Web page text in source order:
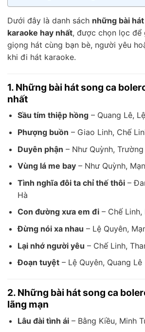
Dưới đây là danh sách những bài
karaoke hay nhất, được chọn lọc để
giọng hát cùng bạn bè, người yêu
khi đi hát karaoke.
1. Những bài hát song ca
nhất
Sầu tím thiệp hồng– Quang Lê,
Phượng buồn – Giao Linh, Chế
Duyên phận – Như Quỳnh, Trường
Vùng lá me bay– Như Quỳnh,
Tình nghĩa đôi ta chỉ thế thôi–
Hà
Con đường xưa em đi– Chế Linh,
Đừng nói xa nhau – Lệ Quyên,
Lại nhớ người yêu – Chế Linh,
Đoạn tuyệt– Lệ Quyên, Quang Lê
2. Những bài hát song ca
lãng mạn
Lâu đài tình ái– Bằng Kiều, Minh